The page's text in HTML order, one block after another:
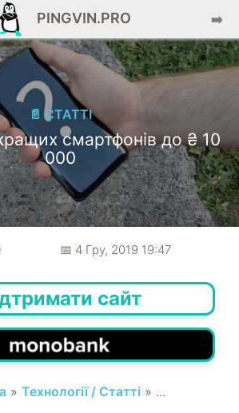
PINGVIN.PRO ➡️
📄 СТАТТІ
смартфонів до ₴ 10
000
📅 4 Гру, 2019 19:47
сайт
» Технології / Статті » ...